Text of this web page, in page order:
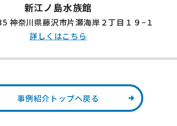
新江ノ島水族館
神奈川県藤沢市片瀬海岸２丁目１９−１
詳しくはこちら
事例紹介トップへ戻る